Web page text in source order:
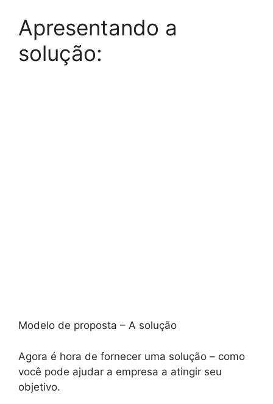
Apresentando a
solução:
Modelo de proposta – A solução
Agora é hora de fornecer uma solução – como
você pode ajudar a empresa a atingir seu
objetivo.